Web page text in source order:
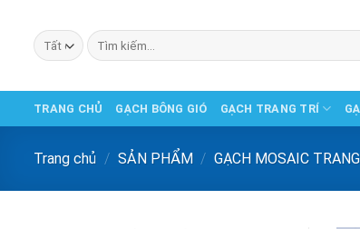
Tìm
kiếm:
TRANG CHỦ GẠCH BÔNG GIÓ GẠCH TRANG TRÍ
Trang chủ / SẢN PHẨM / GẠCH MOSAIC